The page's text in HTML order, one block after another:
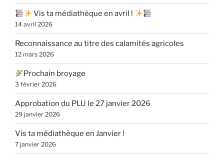
Vis ta médiathèque en avril !
14 avril 2026
Reconnaissance au titre des calamités agricoles
12 mars 2026
Prochain broyage
3 février 2026
Approbation du PLU le 27 janvier 2026
29 janvier 2026
Vis ta médiathèque en Janvier !
7 janvier 2026